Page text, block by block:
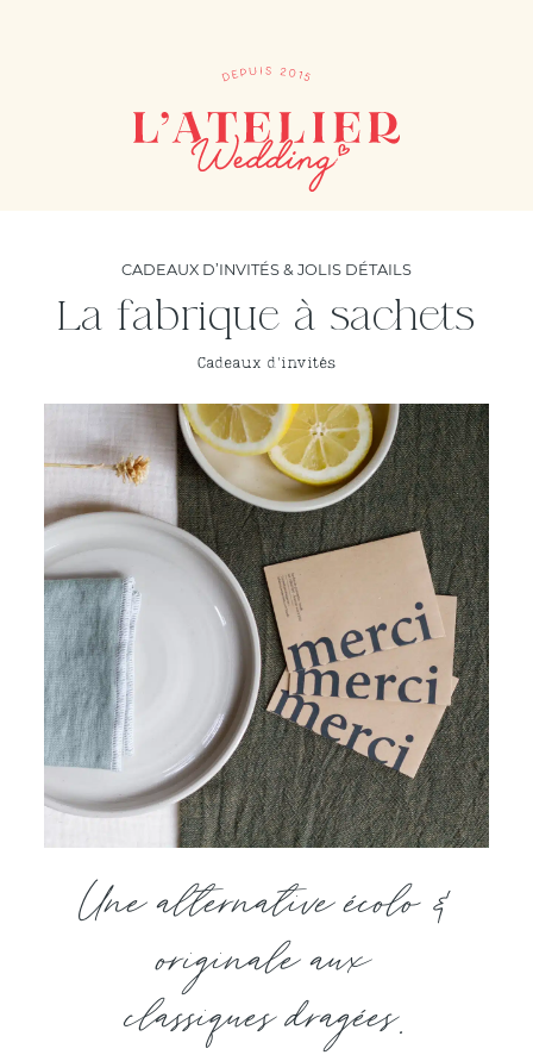
CADEAUX D’INVITÉS & JOLIS DÉTAILS
La fabrique à sachets
Cadeaux d'invités
Une alternative écolo &
originale aux
classiques dragées.